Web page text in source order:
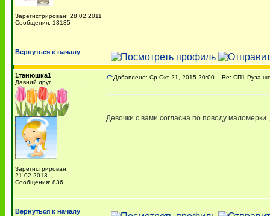
Зарегистрирован: 28.02.2011
Сообщения: 13185
Вернуться к началу
1танюшка1
Давний друг
Зарегистрирован:
21.02.2013
Сообщения: 836
Добавлено: Ср Окт 21, 2015 20:00 Re: СП1 Руза-
Девочки с вами согласна по поводу
Вернуться к началу